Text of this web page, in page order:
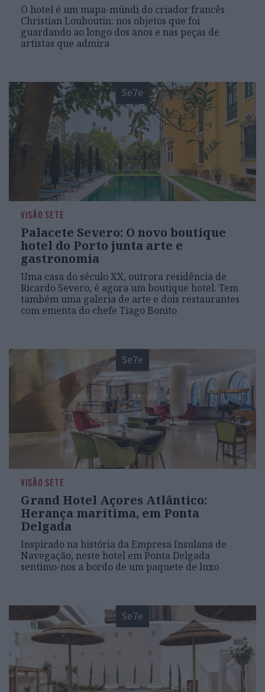
O hotel é um mapa-múndi do criador francês
Christian Louboutin: nos objetos que foi
guardando ao longo dos anos e nas peças de
artistas que admira
Se7e
VISÃO SETE
Palacete Severo: O novo boutique
hotel do Porto junta arte e
gastronomia
Uma casa do século XX, outrora residência de
Ricardo Severo, é agora um boutique hotel. Tem
também uma galeria de arte e dois restaurantes
com ementa do chefe Tiago Bonito
Se7e
VISÃO SETE
Grand Hotel Açores Atlântico:
Herança marítima, em Ponta
Delgada
Inspirado na história da Empresa Insulana de
Navegação, neste hotel em Ponta Delgada
sentimo-nos a bordo de um paquete de luxo
Se7e